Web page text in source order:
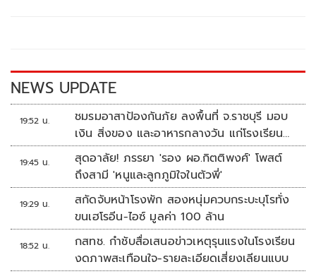
k k
NEWS UPDATE
19:52 น.
ชมรมอาสาป้องกันภัย ลงพื้นที่ จ.ราชบุรี มอบ
เงิน สิ่งของ และอาหารกลางวัน แก่โรงเรียน
บ้านหนองน้ำใส
19:45 น.
สุดอาลัย! ภรรยา 'รอง ผอ.กิตติพงศ์' โพสต์
ถึงสามี 'หนูและลูกภูมิใจในตัวพี่'
19:29 น.
สกัดจับหน้าโรงพัก สองหนุ่มควบกระบะบุโรทั่ง
ขนเฮโรอีน-ไอซ์ มูลค่า 100 ล้าน
18:52 น.
กสทช. กำชับสื่อเสนอข่าวเหตุรุนแรงในโรงเรียน
งดภาพสะเทือนใจ-รายละเอียดเสี่ยงเลียนแบบ